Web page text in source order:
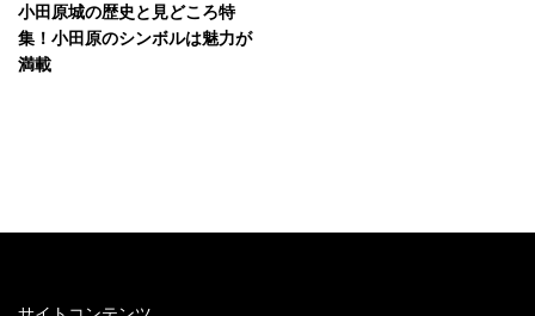
小田原城の歴史と見どころ特
集！小田原のシンボルは魅力が
満載